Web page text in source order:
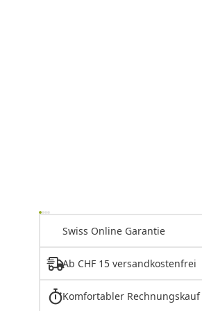
Swiss Online Garantie
Ab CHF 15 versandkostenfrei
Komfortabler Rechnungskauf